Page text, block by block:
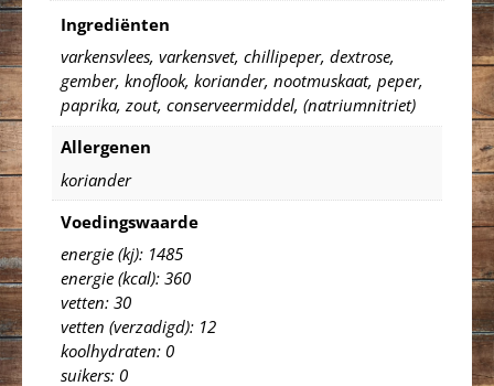
Ingrediënten
varkensvlees, varkensvet, chillipeper, dextrose,
gember, knoflook, koriander, nootmuskaat, peper,
paprika, zout, conserveermiddel, (natriumnitriet)
Allergenen
koriander
Voedingswaarde
energie (kj): 1485
energie (kcal): 360
vetten: 30
vetten (verzadigd): 12
koolhydraten: 0
suikers: 0